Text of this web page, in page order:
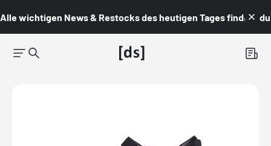
Alle wichtigen News & Restocks des heutigen Tages findest du